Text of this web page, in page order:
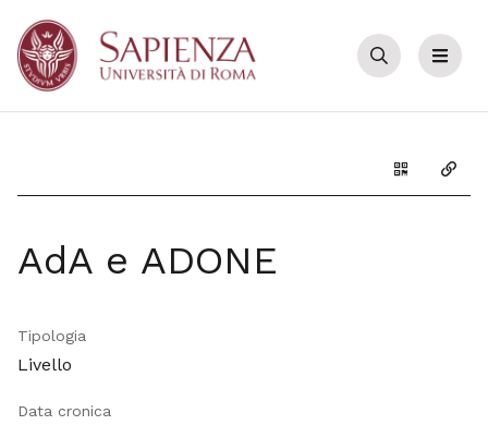
Cerca Menu
Genera il
AdA e ADONE
Tipologia
Livello
Data cronica